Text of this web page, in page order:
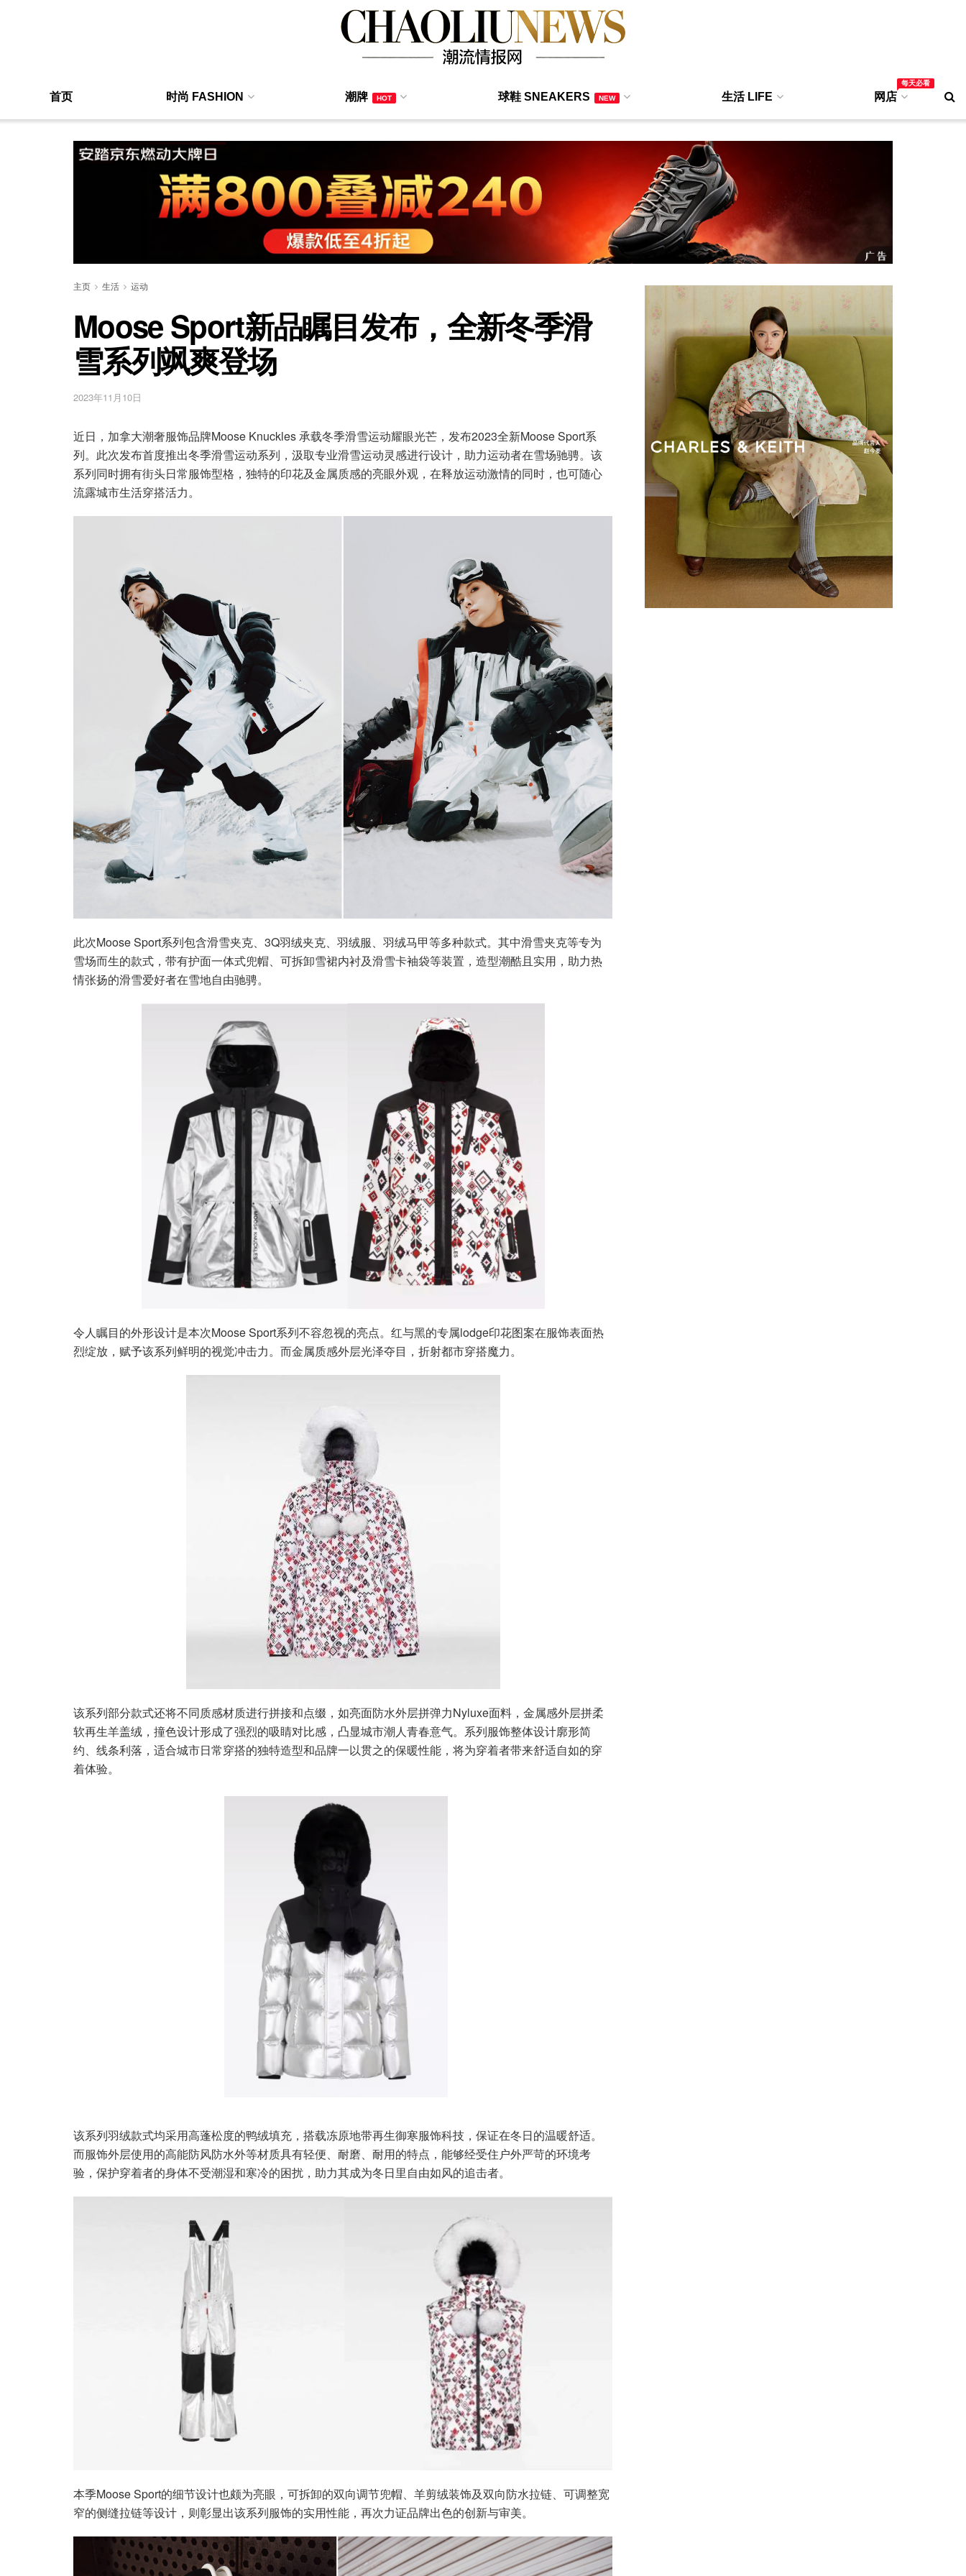
首页 时尚 FASHION 潮牌 HOT 球鞋 SNEAKERS NEW 生活 LIFE 网店
每天必看
主页 生活 运动
Moose Sport新品瞩目发布，全新冬季滑
雪系列飒爽登场
2023年11月10日
近日，加拿大潮奢服饰品牌Moose Knuckles 承载冬季滑雪运动耀眼光芒，发布2023全新Moose Sport系
列。此次发布首度推出冬季滑雪运动系列，汲取专业滑雪运动灵感进行设计，助力运动者在雪场驰骋。该
系列同时拥有街头日常服饰型格，独特的印花及金属质感的亮眼外观，在释放运动激情的同时，也可随心
流露城市生活穿搭活力。
此次Moose Sport系列包含滑雪夹克、3Q羽绒夹克、羽绒服、羽绒马甲等多种款式。其中滑雪夹克等专为
雪场而生的款式，带有护面一体式兜帽、可拆卸雪裙内衬及滑雪卡袖袋等装置，造型潮酷且实用，助力热
情张扬的滑雪爱好者在雪地自由驰骋。
令人瞩目的外形设计是本次Moose Sport系列不容忽视的亮点。红与黑的专属lodge印花图案在服饰表面热
烈绽放，赋予该系列鲜明的视觉冲击力。而金属质感外层光泽夺目，折射都市穿搭魔力。
该系列部分款式还将不同质感材质进行拼接和点缀，如亮面防水外层拼弹力Nyluxe面料，金属感外层拼柔
软再生羊盖绒，撞色设计形成了强烈的吸睛对比感，凸显城市潮人青春意气。系列服饰整体设计廓形简
约、线条利落，适合城市日常穿搭的独特造型和品牌一以贯之的保暖性能，将为穿着者带来舒适自如的穿
着体验。
该系列羽绒款式均采用高蓬松度的鸭绒填充，搭载冻原地带再生御寒服饰科技，保证在冬日的温暖舒适。
而服饰外层使用的高能防风防水外等材质具有轻便、耐磨、耐用的特点，能够经受住户外严苛的环境考
验，保护穿着者的身体不受潮湿和寒冷的困扰，助力其成为冬日里自由如风的追击者。
本季Moose Sport的细节设计也颇为亮眼，可拆卸的双向调节兜帽、羊剪绒装饰及双向防水拉链、可调整宽
窄的侧缝拉链等设计，则彰显出该系列服饰的实用性能，再次力证品牌出色的创新与审美。